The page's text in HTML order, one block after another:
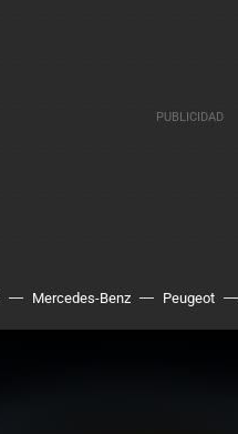
Mercedes-Benz Peugeot